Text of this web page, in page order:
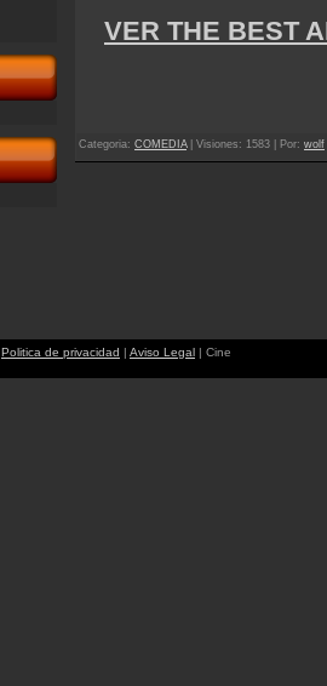
VER THE BEST
Categoria: COMEDIA| Visiones : 1583 | Por: wolf
Politica de privacidad | Aviso Legal | Cine